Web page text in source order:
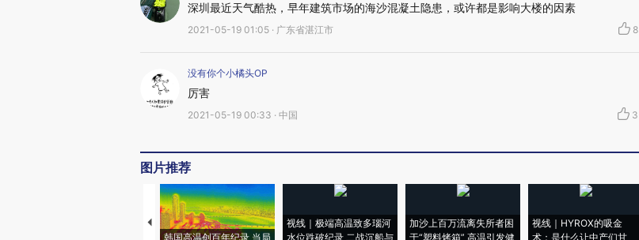
深圳最近天气酷热，早年建筑市场的海沙混凝土隐患，或许都是影响大楼的因素
2021-05-19 01:05 · 广东省湛江市 8
没有你个小橘头OP
厉害
2021-05-19 00:33 · 中国 3
图片推荐
韩国高温创百年纪录 当局
视线｜极端高温致多瑙河
水位跌破纪录 二战沉船与
加沙上百万流离失所者困
于“塑料烤箱” 高温引发健
视线｜HYROX的吸金
术：是什么让中产们甘